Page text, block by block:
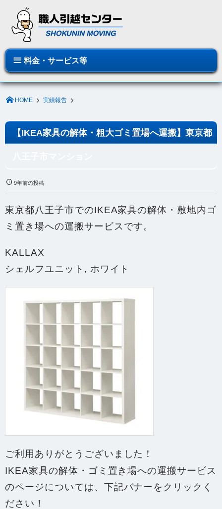
料金・サービス等
HOME 実績報告
【IKEA家具の解体・粗大ゴミ置場へ運搬】東京都
9年前の投稿
東京都八王子市でのIKEA家具の解体・敷地内ゴ
ミ置き場への運搬サービス です。
KALLAX
シェルフユニット, ホワイト
ご利用ありがとうございました！
IKEA家具の解体・ゴミ置き場への運搬サービス
のページについては、 下記バナーをクリックく
ださい！